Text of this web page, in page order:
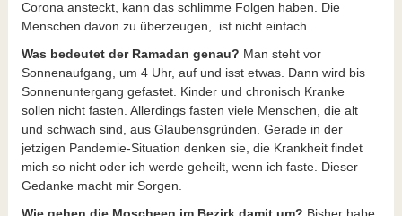
Corona ansteckt, kann das schlimme Folgen haben. Die
Menschen davon zu überzeugen, ist nicht einfach.
Was bedeutet der Ramadan genau? Man steht vor
Sonnenaufgang, um 4 Uhr, auf und isst etwas. Dann wird bis
Sonnenuntergang gefastet. Kinder und chronisch Kranke
sollen nicht fasten. Allerdings fasten viele Menschen, die alt
und schwach sind, aus Glaubensgründen. Gerade in der
jetzigen Pandemie-Situation denken sie, die Krankheit findet
mich so nicht oder ich werde geheilt, wenn ich faste. Dieser
Gedanke macht mir Sorgen.